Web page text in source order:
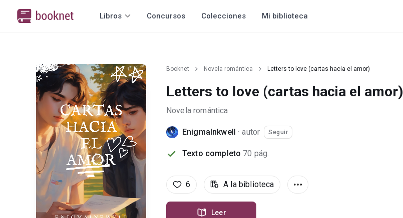
Libros Concursos Colecciones Mi biblioteca
Booknet Novela romántica Letters to love (cartas hacia el amor)
Letters to love (cartas hacia el amor)
Novela romántica
EnigmaInkwell ·autor Seguir
Texto completo 70 pág.
6 A la biblioteca
Leer